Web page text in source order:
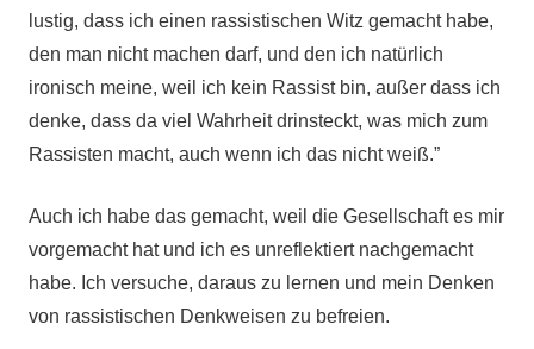
lustig, dass ich einen rassistischen Witz gemacht habe,
den man nicht machen darf, und den ich natürlich
ironisch meine, weil ich kein Rassist bin, außer dass ich
denke, dass da viel Wahrheit drinsteckt, was mich zum
Rassisten macht, auch wenn ich das nicht weiß.”
Auch ich habe das gemacht, weil die Gesellschaft es mir
vorgemacht hat und ich es unreflektiert nachgemacht
habe. Ich versuche, daraus zu lernen und mein Denken
von rassistischen Denkweisen zu befreien.